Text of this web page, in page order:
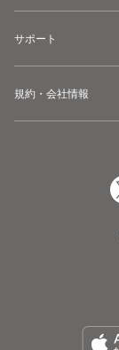
サポート
規約・会社情報